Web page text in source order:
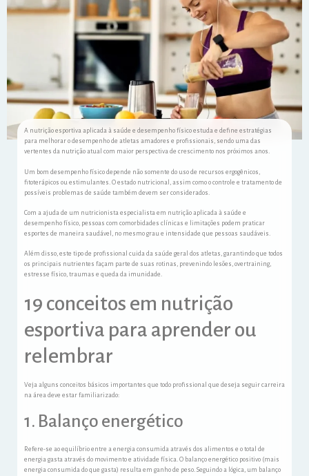
A nutrição esportiva aplicada à saúde e desempenho físico estuda e define estratégias
para melhorar o desempenho de atletas amadores e profissionais, sendo uma das
vertentes da nutrição atual com maior perspectiva de crescimento nos próximos anos.
Um bom desempenho físico depende não somente do uso de recursos ergogênicos,
fitoterápicos ou estimulantes. O estado nutricional, assim como o controle e tratamento de
possíveis problemas de saúde também devem ser considerados.
Com a ajuda de um nutricionista especialista em nutrição aplicada à saúde e
desempenho físico, pessoas com comorbidades clínicas e limitações podem praticar
esportes de maneira saudável, no mesmo grau e intensidade que pessoas saudáveis.
Além disso, este tipo de profissional cuida da saúde geral dos atletas, garantindo que todos
os principais nutrientes façam parte de suas rotinas, prevenindo lesões, overtraining,
estresse físico, traumas e queda da imunidade.
19 conceitos em nutrição
esportiva para aprender ou
relembrar
Veja alguns conceitos básicos importantes que todo profissional que deseja seguir carreira
na área deve estar familiarizado:
1. Balanço energético
Refere-se ao equilíbrio entre a energia consumida através dos alimentos e o total de
energia gasta através do movimento e atividade física. O balanço energético positivo (mais
energia consumida do que gasta) resulta em ganho de peso. Seguindo a lógica, um balanço